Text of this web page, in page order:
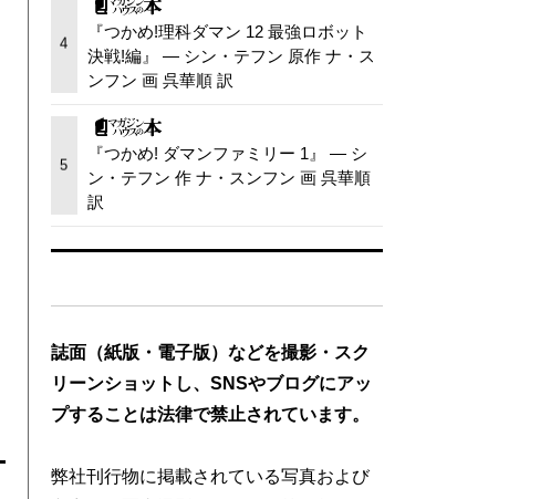
4
『つかめ!理科ダマン 12 最強ロボット
決戦!編』 — シン・テフン 原作 ナ・ス
ンフン 画 呉華順 訳
5
『つかめ! ダマンファミリー 1』 — シ
ン・テフン 作 ナ・スンフン 画 呉華順
訳
誌面（紙版・電子版）などを撮影・スク
リーンショットし、SNSやブログにアッ
プすることは法律で禁止されています。
弊社刊行物に掲載されている写真および